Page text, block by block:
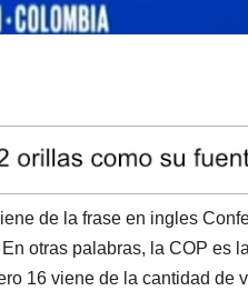
de la frase en ingles
otras palabras, la COP es
16 viene de la cantidad de